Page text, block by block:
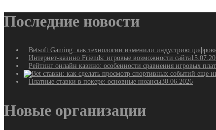
Последние новости
Betsoft Gaming: как технологии изменили индустрию
Интернет-казино Friends: игровые возможности сайта
Рейтинг онлайн казино: особенности сравнения игровых
Платные ставки в покере: основные нюансы30.06.2026
Новые организации